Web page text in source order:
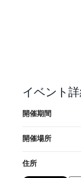
イベント
開催期間
開催場所
住所